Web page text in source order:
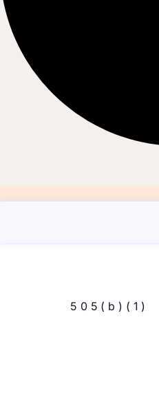
505(b)(1)